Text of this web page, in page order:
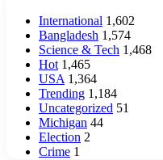
International 1,602
Bangladesh 1,574
Science & Tech 1,468
Hot 1,465
USA 1,364
Trending 1,184
Uncategorized 51
Michigan 44
Election 2
Crime 1